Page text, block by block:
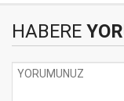
HABERE